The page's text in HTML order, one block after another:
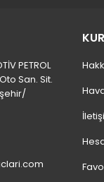
PETROL
San. Sit.